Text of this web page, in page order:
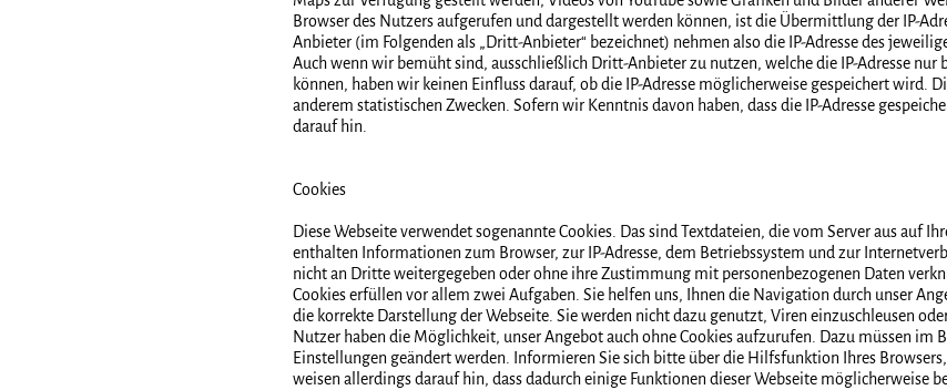
Browser des Nutzers aufgerufen und dargestellt werden können, ist die Übermittlung der IP-
Anbieter (im Folgenden als „Dritt-Anbieter“ bezeichnet) nehmen also die IP-Adresse des
Auch wenn wir bemüht sind, ausschließlich Dritt-Anbieter zu nutzen, welche die IP-Adresse
können, haben wir keinen Einfluss darauf, ob die IP-Adresse möglicherweise gespeichert wird.
anderem statistischen Zwecken. Sofern wir Kenntnis davon haben, dass die IP-Adresse
darauf hin.
Cookies
Diese Webseite verwendet sogenannte Cookies. Das sind Textdateien, die vom Server aus auf
enthalten Informationen zum Browser, zur IP-Adresse, dem Betriebssystem und zur
nicht an Dritte weitergegeben oder ohne ihre Zustimmung mit personenbezogenen Daten
Cookies erfüllen vor allem zwei Aufgaben. Sie helfen uns, Ihnen die Navigation durch unser
die korrekte Darstellung der Webseite. Sie werden nicht dazu genutzt, Viren einzuschleusen
Nutzer haben die Möglichkeit, unser Angebot auch ohne Cookies aufzurufen. Dazu müssen im
Einstellungen geändert werden. Informieren Sie sich bitte über die Hilfsfunktion Ihres
weisen allerdings darauf hin, dass dadurch einige Funktionen dieser Webseite möglicherweise